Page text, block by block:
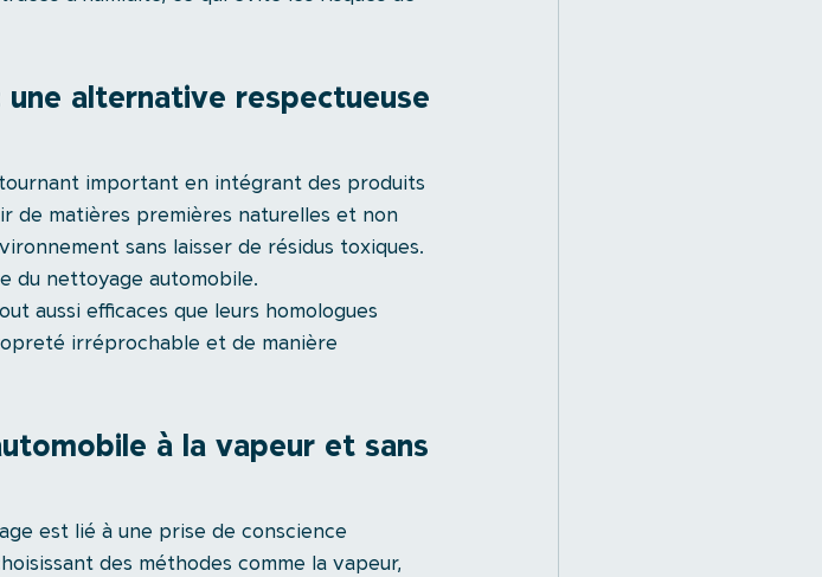
alternative respectueuse
important en intégrant des produits
de matières premières naturelles et non
sans laisser de résidus toxiques.
du nettoyage automobile.
aussi efficaces que leurs homologues
irréprochable et de manière
à la vapeur et sans
est lié à une prise de conscience
des méthodes comme la vapeur,